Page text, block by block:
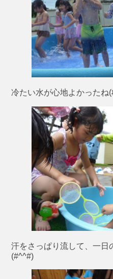
冷たい水が心地よかったね
汗をさっぱり流して、一日
(#^^#)